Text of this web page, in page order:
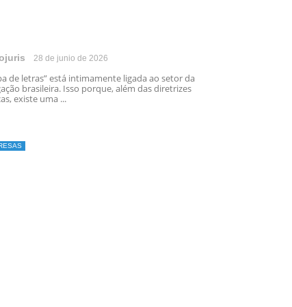
28 de junio de 2026
de letras” está intimamente ligada ao setor da
brasileira. Isso porque, além das diretrizes
existe uma ...